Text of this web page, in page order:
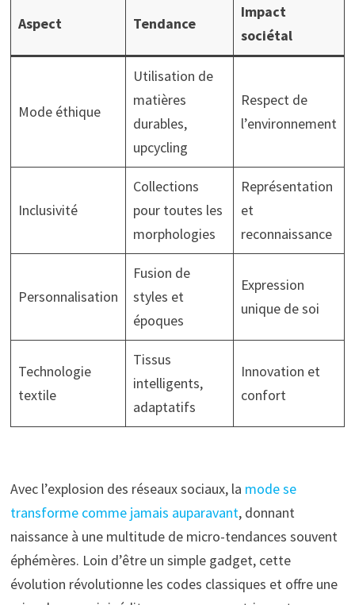
Aspect Tendance
Impact
sociétal
Mode éthique
Utilisation de
matières
durables,
upcycling
Respect de
l’environnement
Inclusivité
Collections
pour toutes les
morphologies
Représentation
et
reconnaissance
Personnalisation
Fusion de
styles et
époques
Expression
unique de soi
Technologie
textile
Tissus
intelligents,
adaptatifs
Innovation et
confort
Avec l’explosion des réseaux sociaux, la mode se
transforme comme jamais auparavant, donnant
naissance à une multitude de micro-tendances souvent
éphémères. Loin d’être un simple gadget, cette
évolution révolutionne les codes classiques et offre une